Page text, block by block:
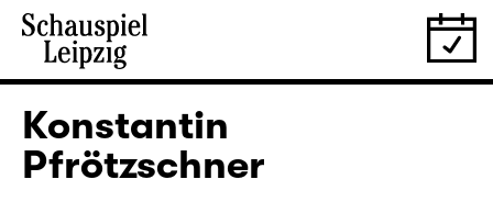
Konstantin
Pfrötzschner